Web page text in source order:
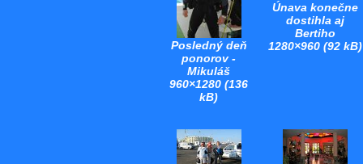
Posledný deň
ponorov -
Mikuláš
960×1280 (136
kB)
Únava konečne
dostihla aj
Bertiho
1280×960 (92 kB)